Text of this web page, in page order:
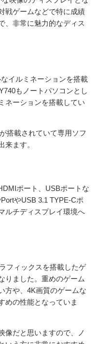
戦ゲームなどで特に成績
、非常に魅力的なディス
イルミネーションを搭載
もノートパソコンとし
ネーションを搭載してい
搭載されていて専用ソフ
来ます。
ポート、USBポートな
やUSB 3.1 TYPE-Cポ
ルチディスプレイ環境へ
フィックスを搭載したゲ
りました。重めのゲーム
方や、4K画質のゲームな
めの性能となっていま
像だと思いますので、ノ